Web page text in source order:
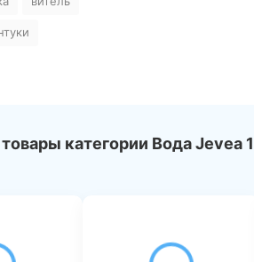
питьевой
В воде было
содержания
в заблуждение
к
лечению,
категории Вода Jevea